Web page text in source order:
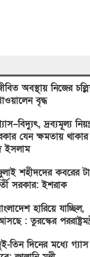
অবস্থায় নিজের
বৃদ্ধ
দ্রব্যমূল্য
যেন ক্ষমতায় থাকার
ইসলাম
শহীদদের কবরের
সরকার: ইশরাক
হারিয়ে যাচ্ছিল,
: তুরস্কের
তিন দিনের মধ্যে গ্যাস